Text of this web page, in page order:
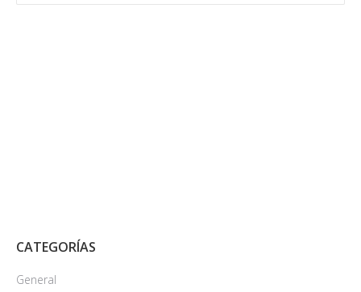
opciones
CATEGORÍAS
General